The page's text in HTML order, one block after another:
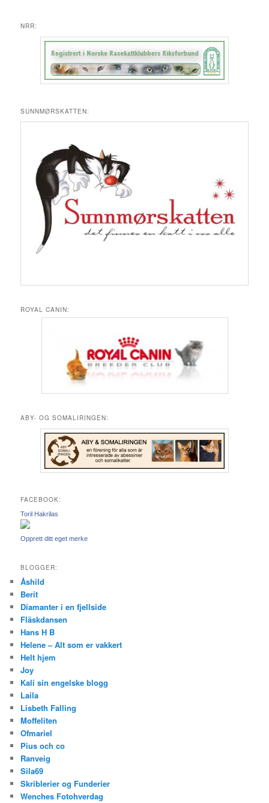
NRR:
SUNNMØRSKATTEN:
ROYAL CANIN:
ABY- OG SOMALIRINGEN:
FACEBOOK:
Toril Hakrilas
Opprett ditt eget merke
BLOGGER:
Åshild
Berit
Diamanter i en fjellside
Fläskdansen
Hans H B
Helene – Alt som er vakkert
Helt hjem
Joy
Kali sin engelske blogg
Laila
Lisbeth Falling
Moffeliten
Ofmariel
Pius och co
Ranveig
Sila69
Skriblerier og Funderier
Wenches Fotohverdag